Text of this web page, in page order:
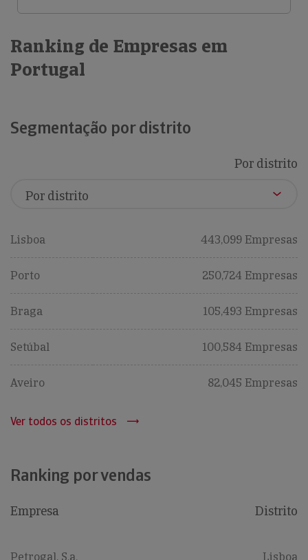
Ranking de Empresas em
Portugal
Segmentação por distrito
Por distrito
Lisboa 443,099 Empresas
Porto 250,724 Empresas
Braga 105,493 Empresas
Setúbal 100,584 Empresas
Aveiro 82,045 Empresas
Ver todos os distritos
Ranking por vendas
Empresa Distrito
Petrogal, S.a. Lisboa